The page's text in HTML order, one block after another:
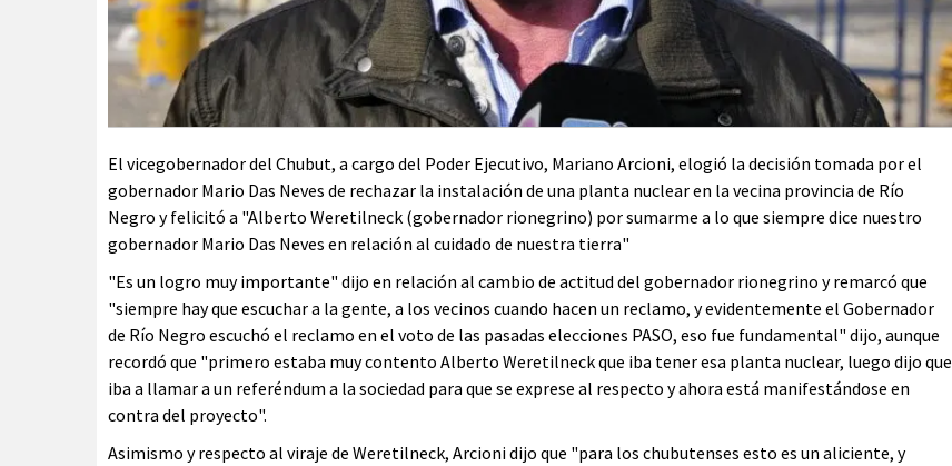
El vicegobernador del Chubut, a cargo del Poder Ejecutivo, Mariano Arcioni, elogió la decisión tomada por el
gobernador Mario Das Neves de rechazar la instalación de una planta nuclear en la vecina provincia de Río
Negro y felicitó a "Alberto Weretilneck (gobernador rionegrino) por sumarme a lo que siempre dice nuestro
gobernador Mario Das Neves en relación al cuidado de nuestra tierra"
"Es un logro muy importante" dijo en relación al cambio de actitud del gobernador rionegrino y remarcó que
"siempre hay que escuchar a la gente, a los vecinos cuando hacen un reclamo, y evidentemente el Gobernador
de Río Negro escuchó el reclamo en el voto de las pasadas elecciones PASO, eso fue fundamental" dijo, aunque
recordó que "primero estaba muy contento Alberto Weretilneck que iba tener esa planta nuclear, luego dijo que
iba a llamar a un referéndum a la sociedad para que se exprese al respecto y ahora está manifestándose en
contra del proyecto".
Asimismo y respecto al viraje de Weretilneck, Arcioni dijo que "para los chubutenses esto es un aliciente, y